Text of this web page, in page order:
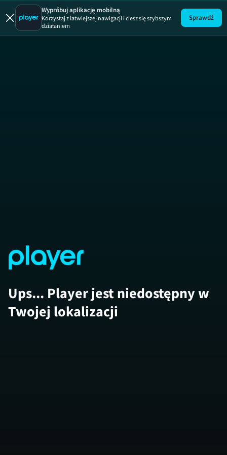
Wypróbuj aplikację mobilną
Korzystaj z łatwiejszej nawigacji i ciesz się szybszym
działaniem
Sprawdź
Ups... Player jest niedostępny w
Twojej lokalizacji